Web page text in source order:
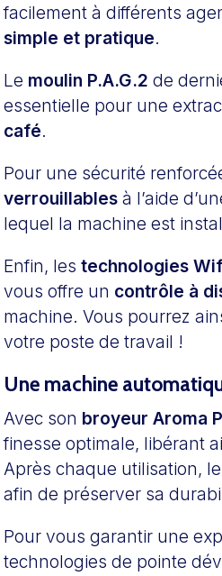
facilement à différents
simple et pratique.
Le moulin P.A.G.2 de
essentielle pour une
café.
Pour une sécurité
verrouillables à l’aide
lequel la machine est
Enfin, les technologies
vous offre un contrôle à
machine. Vous pourrez
votre poste de travail !
Une machine
Avec son broyeur Aroma
finesse optimale, libérant
Après chaque utilisation,
afin de préserver sa
Pour vous garantir une
technologies de pointe